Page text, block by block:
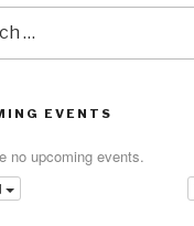
EVENTS
no upcoming events.